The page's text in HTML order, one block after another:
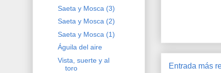
Entrada más
Saeta y Mosca (3)
Saeta y Mosca (2)
Saeta y Mosca (1)
Águila del aire
Vista, suerte y al
toro